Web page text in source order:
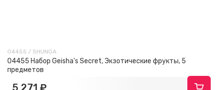
04455 / SHUNGA
04455 Набор Geisha's Secret, Экзотические фрукты, 5
предметов
5 271 ₽